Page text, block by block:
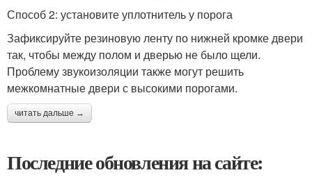
Способ 2: установите уплотнитель у порога
Зафиксируйте резиновую ленту по нижней кромке двери
так, чтобы между полом и дверью не было щели.
Проблему звукоизоляции также могут решить
межкомнатные двери с высокими порогами.
читать дальше →
Последние обновления на сайте: